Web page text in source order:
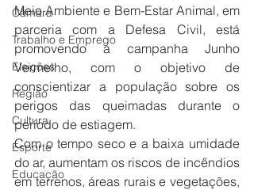
Câmara
Trabalho e Emprego
Eleições
Região
Cultura
Esporte
Educação
Meio Ambiente e Bem-Estar Animal, em
parceria com a Defesa Civil, está
promovendo a campanha Junho
Vermelho, com o objetivo de
conscientizar a população sobre os
perigos das queimadas durante o
período de estiagem.
Com o tempo seco e a baixa umidade
do ar, aumentam os riscos de incêndios
em terrenos, áreas rurais e vegetações,